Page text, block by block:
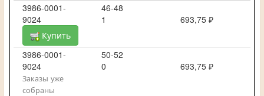
3986-0001-
9024
46-48
1
693,75 ₽
Купить
3986-0001-
9024
50-52
0
693,75 ₽
Заказы уже
собраны